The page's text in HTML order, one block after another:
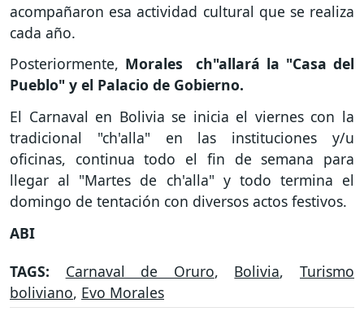
acompañaron esa actividad cultural que se realiza
cada año.
Posteriormente, Morales ch"allará la "Casa del
Pueblo" y el Palacio de Gobierno.
El Carnaval en Bolivia se inicia el viernes con la
tradicional "ch'alla" en las instituciones y/u
oficinas, continua todo el fin de semana para
llegar al "Martes de ch'alla" y todo termina el
domingo de tentación con diversos actos festivos.
ABI
TAGS: Carnaval de Oruro, Bolivia,Turismo
boliviano, Evo Morales